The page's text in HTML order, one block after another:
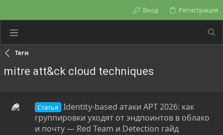
Вход Регистрация
Теги
mitre att&ck cloud techniques
Статья
Identity-based атаки APT 2026: как
группировки уходят от эндпоинтов в облако
и почту — Red Team и Detection гайд